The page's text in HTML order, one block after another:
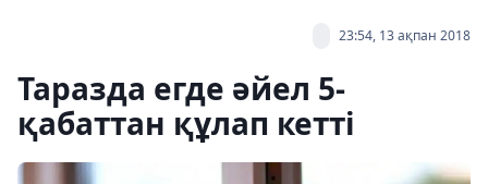
23:54, 13 ақпан 2018
Таразда егде әйел 5-
қабаттан құлап кетті